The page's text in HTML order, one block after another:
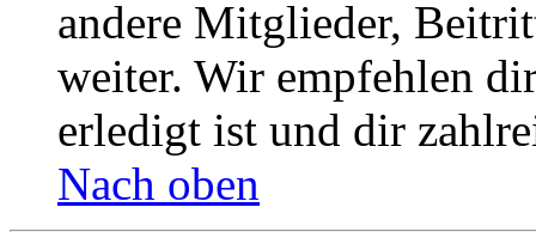
andere Mitglieder,
weiter. Wir empfehlen
erledigt ist und dir
Nach oben